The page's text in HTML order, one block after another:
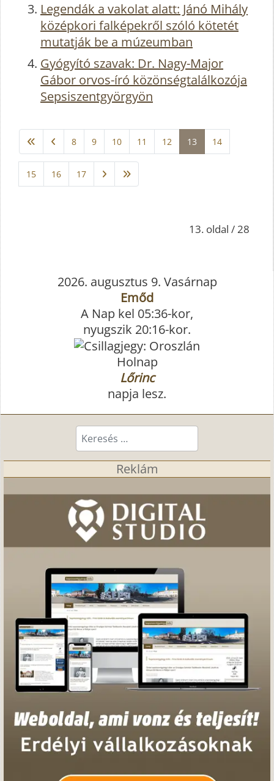
Legendák a vakolat alatt: Jánó Mihály
középkori falképekről szóló kötetét
mutatják be a múzeumban
Gyógyító szavak: Dr. Nagy-Major
Gábor orvos-író közönségtalálkozója
Sepsiszentgyörgyön
13. oldal / 28
8 9 10 11 12 13 14
15 16 17
2026. augusztus 9. Vasárnap
Emőd
A Nap kel 05:36-kor,
nyugszik 20:16-kor.
Holnap
Lőrinc
napja lesz.
Keresés...
Reklám